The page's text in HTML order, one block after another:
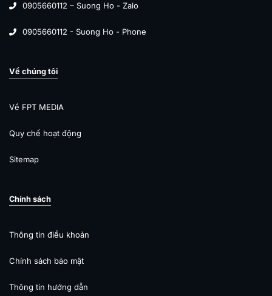
0905660112 – Suong Ho - Zalo
0905660112 - Suong Ho - Phone
Về chúng tôi
Về FPT MEDIA
Quy chế hoạt động
Sitemap
Chính sách
Thông tin điều khoản
Chính sách bảo mật
Thông tin hướng dẫn